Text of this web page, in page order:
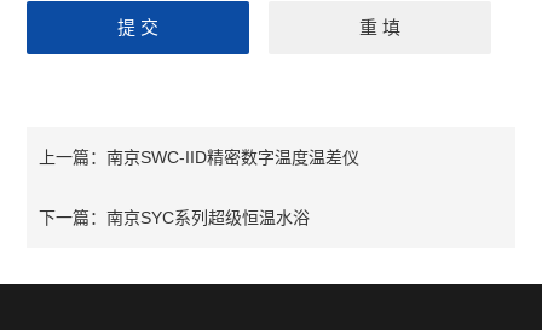
上一篇：南京SWC-IID精密数字温度温差仪
下一篇：南京SYC系列超级恒温水浴